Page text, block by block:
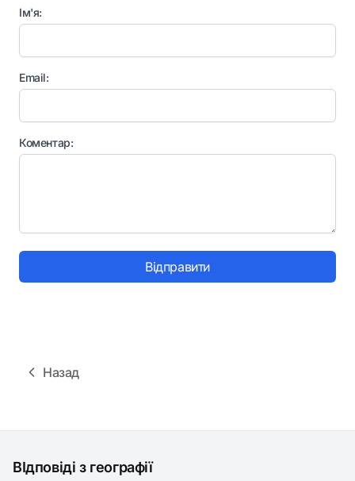
Ім'я:
Email:
Коментар:
Відправити
Назад
ВІдповіді з географії